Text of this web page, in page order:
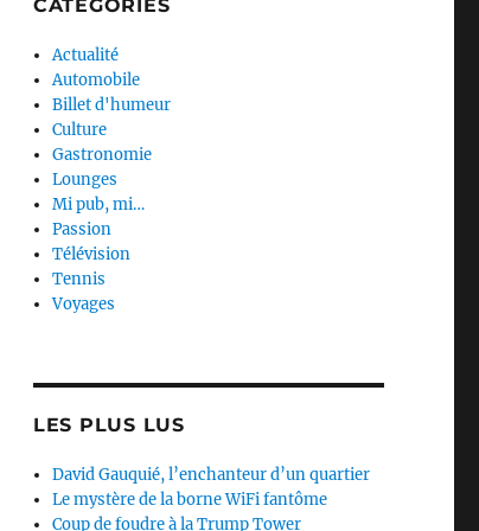
CATEGORIES
Actualité
Automobile
Billet d'humeur
Culture
Gastronomie
Lounges
Mi pub, mi…
Passion
Télévision
Tennis
Voyages
LES PLUS LUS
David Gauquié, l’enchanteur d’un quartier
Le mystère de la borne WiFi fantôme
Coup de foudre à la Trump Tower